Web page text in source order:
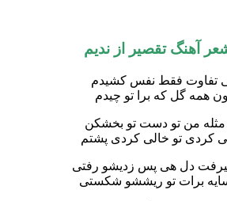
آهنگ تقصیر از ندیم
تفاوت فقط نفس کشیدم
همه گل که برا تو چیدم
مثله من تو دست تو بخشکن
کردی تو خالی کردی پشتم
دل هی پس زدیشو رفتی
برات تو ریششو شکستی